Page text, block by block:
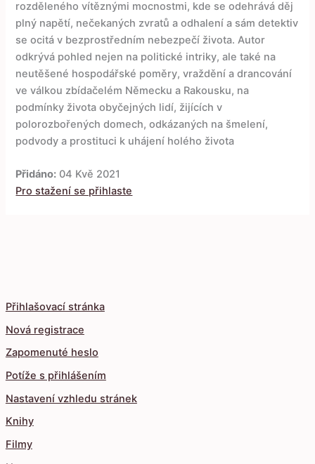
Přihlašovací stránka
Nová registrace
Zapomenuté heslo
Potíže s přihlášením
Nastavení vzhledu stránek
Knihy
Filmy
rozděleného vítěznými mocnostmi, kde se odehrává děj
plný napětí, nečekaných zvratů a odhalení a sám detektiv
se ocitá v bezprostředním nebezpečí života. Autor
odkrývá pohled nejen na politické intriky, ale také na
neutěšené hospodářské poměry, vraždění a drancování
ve válkou zbídačelém Německu a Rakousku, na
podmínky života obyčejných lidí, žijících v
polorozbořených domech, odkázaných na šmelení,
podvody a prostituci k uhájení holého života
Přidáno: 04 Kvě 2021
Pro stažení se přihlaste